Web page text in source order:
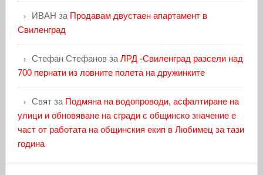
ИВАН за Продавам двустаен апартамент в
Свиленград
Стефан Стефановза ЛРД -Свиленград разсели над
700 пернати из ловните полета на дружинките
Святза Подмяна на водопроводи, асфалтиране на
улици и обновяване на сгради с общинско значение е
част от работата на общинския екип в Любимец за тази
година